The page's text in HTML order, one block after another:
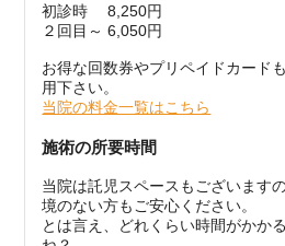
初診時 8,250円
２回目～ 6,050円
お得な回数券やプリペイドカード
用下さい。
当院の料金一覧はこちら
施術の所要時間
当院は託児スペースもございます
境のない方もご安心ください。
とは言え、どれくらい時間がかか